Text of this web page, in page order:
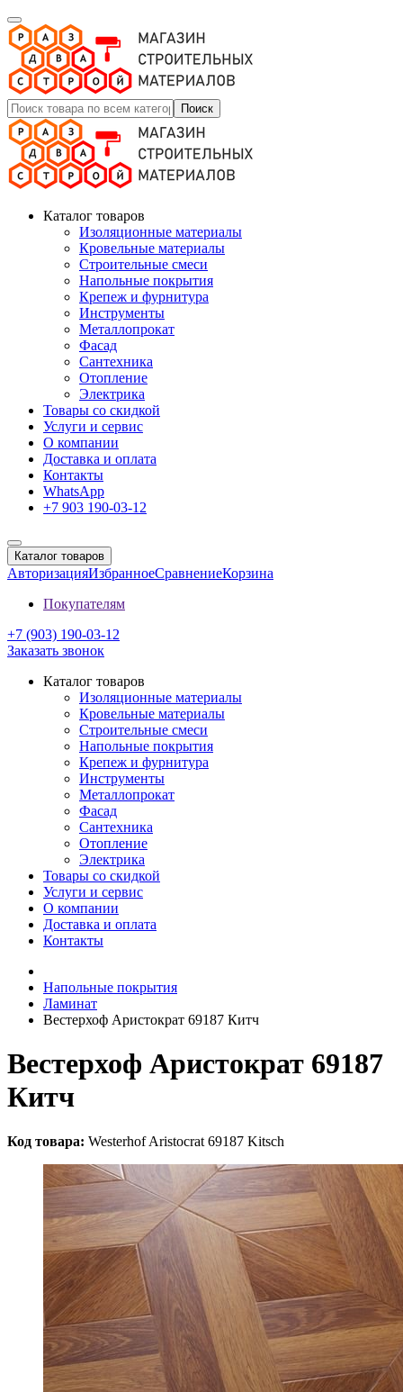
Поиск
Каталог товаров
Изоляционные материалы
Кровельные материалы
Строительные смеси
Напольные покрытия
Крепеж и фурнитура
Инструменты
Металлопрокат
Фасад
Сантехника
Отопление
Электрика
Товары со скидкой
Услуги и сервис
О компании
Доставка и оплата
Контакты
WhatsApp
+7 903 190-03-12
Каталог товаров
АвторизацияИзбранноеСравнениеКорзина
Покупателям
+7 (903) 190-03-12
Заказать звонок
Каталог товаров
Изоляционные материалы
Кровельные материалы
Строительные смеси
Напольные покрытия
Крепеж и фурнитура
Инструменты
Металлопрокат
Фасад
Сантехника
Отопление
Электрика
Товары со скидкой
Услуги и сервис
О компании
Доставка и оплата
Контакты
Напольные покрытия
Ламинат
Вестерхоф Аристократ 69187 Китч
Вестерхоф Аристократ 69187
Китч
Код товара: Westerhof Aristocrat 69187 Kitsch